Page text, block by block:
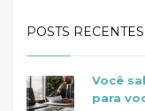
POSTS RECENTES
Você
para